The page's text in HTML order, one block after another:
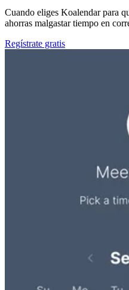
Cuando eliges Koalendar para
ahorras malgastar tiempo en
Regístrate gratis